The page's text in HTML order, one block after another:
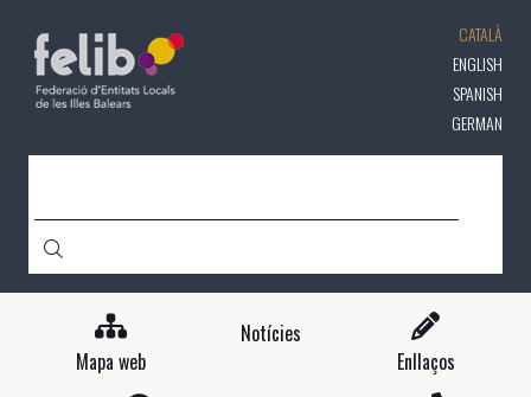
contingut
CATALÀ
ENGLISH
SPANISH
GERMAN
Mapa web
Notícies
Enllaços